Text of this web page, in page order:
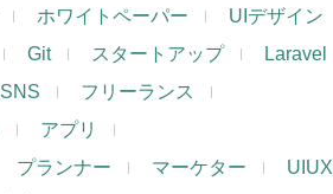
ホワイトペーパー
UIデザイン
Git スタートアップ
Laravel
SNS
フリーランス
アプリ
プランナー マーケター
UIUX